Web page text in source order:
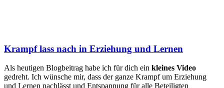
Krampf lass nach in Erziehung und Lernen
Als heutigen Blogbeitrag habe ich für dich ein kleines Video
gedreht. Ich wünsche mir, dass der ganze Krampf um Erziehung
und Lernen nachlässt und Entspannung für alle Beteiligten